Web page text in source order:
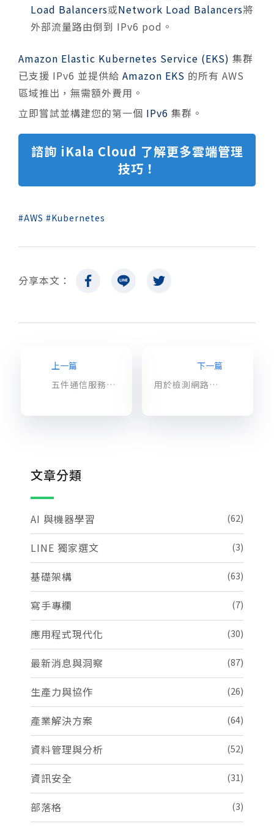
Load Balancers或Network Load Balancers將
外部流量路由倒到 IPv6 pod。
Amazon Elastic Kubernetes Service (EKS) 集群
已支援 IPv6 並提供給 Amazon EKS 的所有 AWS
區域推出，無需額外費用。
立即嘗試並構建您的第一個 IPv6 集群。
諮詢 iKala Cloud 了解更多雲端管理
技巧！
AWS Kubernetes
分享本文：
上一篇
五件通信服務提供商需要知道關於雲端原生應該做的事和不應該做的事
下一篇
用於檢測網路威脅的 Cloud IDS 已全面上市，提供高水平安全功效
文章分類
AI 與機器學習 (62)
LINE 獨家選文 (3)
基礎架構 (63)
寫手專欄 (7)
應用程式現代化 (30)
最新消息與洞察 (87)
生產力與協作 (26)
產業解決方案 (64)
資料管理與分析 (52)
資訊安全 (31)
部落格 (3)